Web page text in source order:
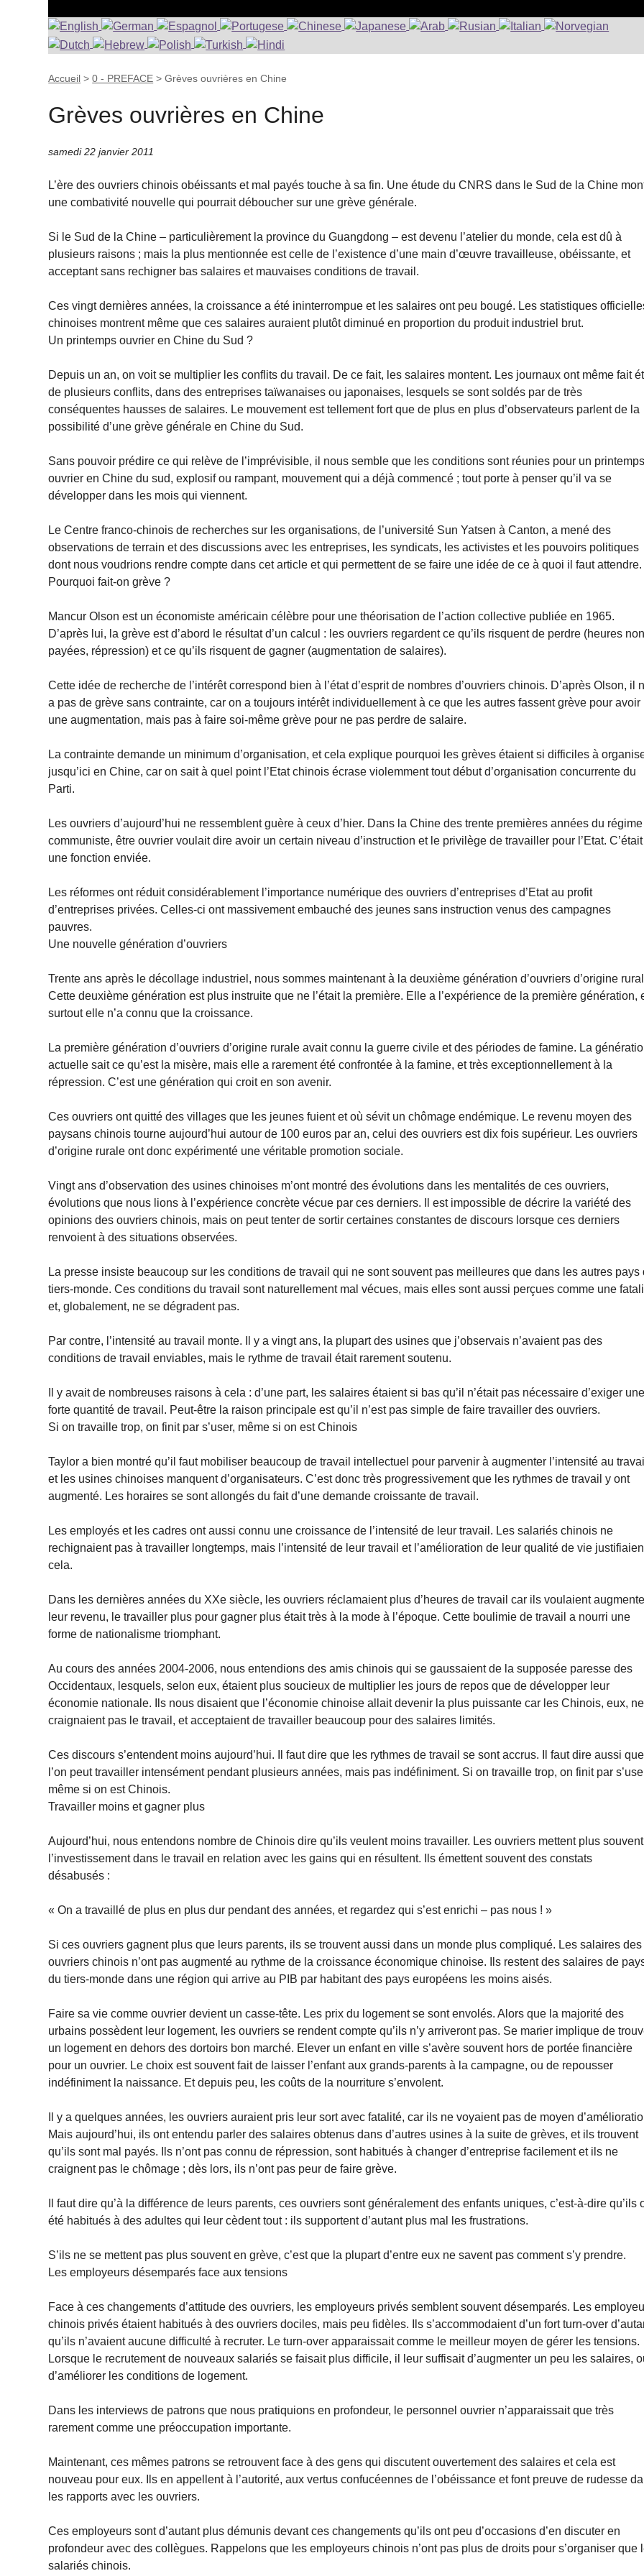
Accueil >0 - PREFACE >Grèves ouvrières en Chine
Grèves ouvrières en Chine
samedi 22 janvier 2011
L’ère des ouvriers chinois obéissants et mal payés touche à sa fin. Une étude du CNRS dans le Sud de la Chine
une combativité nouvelle qui pourrait déboucher sur une grève générale.
Si le Sud de la Chine – particulièrement la province du Guangdong – est devenu l’atelier du monde, cela est dû à
plusieurs raisons ; mais la plus mentionnée est celle de l’existence d’une main d’œuvre travailleuse, obéissante, et
acceptant sans rechigner bas salaires et mauvaises conditions de travail.
Ces vingt dernières années, la croissance a été ininterrompue et les salaires ont peu bougé. Les statistiques
chinoises montrent même que ces salaires auraient plutôt diminué en proportion du produit industriel brut.
Un printemps ouvrier en Chine du Sud ?
Depuis un an, on voit se multiplier les conflits du travail. De ce fait, les salaires montent. Les journaux ont même fait
de plusieurs conflits, dans des entreprises taïwanaises ou japonaises, lesquels se sont soldés par de très
conséquentes hausses de salaires. Le mouvement est tellement fort que de plus en plus d’observateurs parlent de la
possibilité d’une grève générale en Chine du Sud.
Sans pouvoir prédire ce qui relève de l’imprévisible, il nous semble que les conditions sont réunies pour un printemps
ouvrier en Chine du sud, explosif ou rampant, mouvement qui a déjà commencé ; tout porte à penser qu’il va se
développer dans les mois qui viennent.
Le Centre franco-chinois de recherches sur les organisations, de l’université Sun Yatsen à Canton, a mené des
observations de terrain et des discussions avec les entreprises, les syndicats, les activistes et les pouvoirs politiques
dont nous voudrions rendre compte dans cet article et qui permettent de se faire une idée de ce à quoi il faut attendre.
Pourquoi fait-on grève ?
Mancur Olson est un économiste américain célèbre pour une théorisation de l’action collective publiée en 1965.
D’après lui, la grève est d’abord le résultat d’un calcul : les ouvriers regardent ce qu’ils risquent de perdre (heures
payées, répression) et ce qu’ils risquent de gagner (augmentation de salaires).
Cette idée de recherche de l’intérêt correspond bien à l’état d’esprit de nombres d’ouvriers chinois. D’après Olson, il
a pas de grève sans contrainte, car on a toujours intérêt individuellement à ce que les autres fassent grève pour avoir
une augmentation, mais pas à faire soi-même grève pour ne pas perdre de salaire.
La contrainte demande un minimum d’organisation, et cela explique pourquoi les grèves étaient si difficiles à
jusqu’ici en Chine, car on sait à quel point l’Etat chinois écrase violemment tout début d’organisation concurrente du
Parti.
Les ouvriers d’aujourd’hui ne ressemblent guère à ceux d’hier. Dans la Chine des trente premières années du régime
communiste, être ouvrier voulait dire avoir un certain niveau d’instruction et le privilège de travailler pour l’Etat. C’était
une fonction enviée.
Les réformes ont réduit considérablement l’importance numérique des ouvriers d’entreprises d’Etat au profit
d’entreprises privées. Celles-ci ont massivement embauché des jeunes sans instruction venus des campagnes
pauvres.
Une nouvelle génération d’ouvriers
Trente ans après le décollage industriel, nous sommes maintenant à la deuxième génération d’ouvriers d’origine
Cette deuxième génération est plus instruite que ne l’était la première. Elle a l’expérience de la première génération,
surtout elle n’a connu que la croissance.
La première génération d’ouvriers d’origine rurale avait connu la guerre civile et des périodes de famine. La
actuelle sait ce qu’est la misère, mais elle a rarement été confrontée à la famine, et très exceptionnellement à la
répression. C’est une génération qui croit en son avenir.
Ces ouvriers ont quitté des villages que les jeunes fuient et où sévit un chômage endémique. Le revenu moyen des
paysans chinois tourne aujourd’hui autour de 100 euros par an, celui des ouvriers est dix fois supérieur. Les ouvriers
d’origine rurale ont donc expérimenté une véritable promotion sociale.
Vingt ans d’observation des usines chinoises m’ont montré des évolutions dans les mentalités de ces ouvriers,
évolutions que nous lions à l’expérience concrète vécue par ces derniers. Il est impossible de décrire la variété des
opinions des ouvriers chinois, mais on peut tenter de sortir certaines constantes de discours lorsque ces derniers
renvoient à des situations observées.
La presse insiste beaucoup sur les conditions de travail qui ne sont souvent pas meilleures que dans les autres pays
tiers-monde. Ces conditions du travail sont naturellement mal vécues, mais elles sont aussi perçues comme une
et, globalement, ne se dégradent pas.
Par contre, l’intensité au travail monte. Il y a vingt ans, la plupart des usines que j’observais n’avaient pas des
conditions de travail enviables, mais le rythme de travail était rarement soutenu.
Il y avait de nombreuses raisons à cela : d’une part, les salaires étaient si bas qu’il n’était pas nécessaire d’exiger une
forte quantité de travail. Peut-être la raison principale est qu’il n’est pas simple de faire travailler des ouvriers.
Si on travaille trop, on finit par s’user, même si on est Chinois
Taylor a bien montré qu’il faut mobiliser beaucoup de travail intellectuel pour parvenir à augmenter l’intensité au
et les usines chinoises manquent d’organisateurs. C’est donc très progressivement que les rythmes de travail y ont
augmenté. Les horaires se sont allongés du fait d’une demande croissante de travail.
Les employés et les cadres ont aussi connu une croissance de l’intensité de leur travail. Les salariés chinois ne
rechignaient pas à travailler longtemps, mais l’intensité de leur travail et l’amélioration de leur qualité de vie
cela.
Dans les dernières années du XXe siècle, les ouvriers réclamaient plus d’heures de travail car ils voulaient
leur revenu, le travailler plus pour gagner plus était très à la mode à l’époque. Cette boulimie de travail a nourri une
forme de nationalisme triomphant.
Au cours des années 2004-2006, nous entendions des amis chinois qui se gaussaient de la supposée paresse des
Occidentaux, lesquels, selon eux, étaient plus soucieux de multiplier les jours de repos que de développer leur
économie nationale. Ils nous disaient que l’économie chinoise allait devenir la plus puissante car les Chinois, eux, ne
craignaient pas le travail, et acceptaient de travailler beaucoup pour des salaires limités.
Ces discours s’entendent moins aujourd’hui. Il faut dire que les rythmes de travail se sont accrus. Il faut dire aussi que
l’on peut travailler intensément pendant plusieurs années, mais pas indéfiniment. Si on travaille trop, on finit par
même si on est Chinois.
Travailler moins et gagner plus
Aujourd’hui, nous entendons nombre de Chinois dire qu’ils veulent moins travailler. Les ouvriers mettent plus souvent
l’investissement dans le travail en relation avec les gains qui en résultent. Ils émettent souvent des constats
désabusés :
« On a travaillé de plus en plus dur pendant des années, et regardez qui s’est enrichi – pas nous ! »
Si ces ouvriers gagnent plus que leurs parents, ils se trouvent aussi dans un monde plus compliqué. Les salaires des
ouvriers chinois n’ont pas augmenté au rythme de la croissance économique chinoise. Ils restent des salaires de
du tiers-monde dans une région qui arrive au PIB par habitant des pays européens les moins aisés.
Faire sa vie comme ouvrier devient un casse-tête. Les prix du logement se sont envolés. Alors que la majorité des
urbains possèdent leur logement, les ouvriers se rendent compte qu’ils n’y arriveront pas. Se marier implique de
un logement en dehors des dortoirs bon marché. Elever un enfant en ville s’avère souvent hors de portée financière
pour un ouvrier. Le choix est souvent fait de laisser l’enfant aux grands-parents à la campagne, ou de repousser
indéfiniment la naissance. Et depuis peu, les coûts de la nourriture s’envolent.
Il y a quelques années, les ouvriers auraient pris leur sort avec fatalité, car ils ne voyaient pas de moyen
Mais aujourd’hui, ils ont entendu parler des salaires obtenus dans d’autres usines à la suite de grèves, et ils trouvent
qu’ils sont mal payés. Ils n’ont pas connu de répression, sont habitués à changer d’entreprise facilement et ils ne
craignent pas le chômage ; dès lors, ils n’ont pas peur de faire grève.
Il faut dire qu’à la différence de leurs parents, ces ouvriers sont généralement des enfants uniques, c’est-à-dire qu’ils
été habitués à des adultes qui leur cèdent tout : ils supportent d’autant plus mal les frustrations.
S’ils ne se mettent pas plus souvent en grève, c’est que la plupart d’entre eux ne savent pas comment s’y prendre.
Les employeurs désemparés face aux tensions
Face à ces changements d’attitude des ouvriers, les employeurs privés semblent souvent désemparés. Les
chinois privés étaient habitués à des ouvriers dociles, mais peu fidèles. Ils s’accommodaient d’un fort turn-over
qu’ils n’avaient aucune difficulté à recruter. Le turn-over apparaissait comme le meilleur moyen de gérer les tensions.
Lorsque le recrutement de nouveaux salariés se faisait plus difficile, il leur suffisait d’augmenter un peu les salaires,
d’améliorer les conditions de logement.
Dans les interviews de patrons que nous pratiquions en profondeur, le personnel ouvrier n’apparaissait que très
rarement comme une préoccupation importante.
Maintenant, ces mêmes patrons se retrouvent face à des gens qui discutent ouvertement des salaires et cela est
nouveau pour eux. Ils en appellent à l’autorité, aux vertus confucéennes de l’obéissance et font preuve de rudesse
les rapports avec les ouvriers.
Ces employeurs sont d’autant plus démunis devant ces changements qu’ils ont peu d’occasions d’en discuter en
profondeur avec des collègues. Rappelons que les employeurs chinois n’ont pas plus de droits pour s’organiser que
salariés chinois.